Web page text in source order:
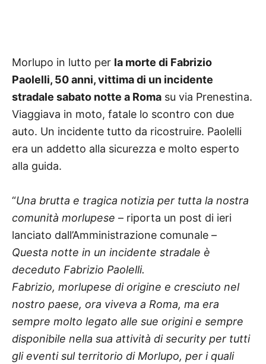
Morlupo in lutto per la morte di Fabrizio
Paolelli, 50 anni, vittima di un incidente
stradale sabato notte a Roma su via Prenestina.
Viaggiava in moto, fatale lo scontro con due
auto. Un incidente tutto da ricostruire. Paolelli
era un addetto alla sicurezza e molto esperto
alla guida.
“Una brutta e tragica notizia per tutta la nostra
comunità morlupese – riporta un post di ieri
lanciato dall’Amministrazione comunale –
Questa notte in un incidente stradale è
deceduto Fabrizio Paolelli.
Fabrizio, morlupese di origine e cresciuto nel
nostro paese, ora viveva a Roma, ma era
sempre molto legato alle sue origini e sempre
disponibile nella sua attività di security per tutti
gli eventi sul territorio di Morlupo, per i quali